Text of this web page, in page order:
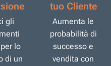
gli
lo
di un
tuo Cliente
Aumenta le
probabilità di
successo e
vendita con